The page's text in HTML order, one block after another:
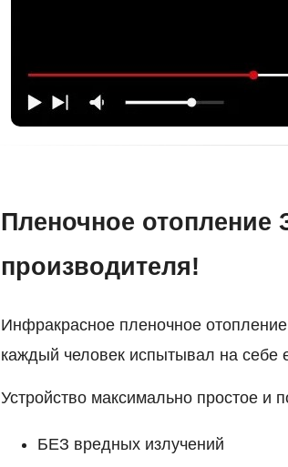
Пленочное
производителя!
Инфракрасное пленочное
каждый человек испытывал на себе
Устройство максимально простое и
БЕЗ вредных излучений